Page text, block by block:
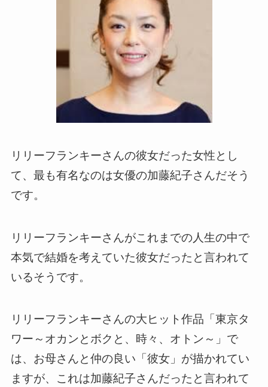
リリーフランキーさんの彼女だった女性とし
て、最も有名なのは女優の加藤紀子さんだそう
です。
リリーフランキーさんがこれまでの人生の中で
本気で結婚を考えていた彼女だったと言われて
いるそうです。
リリーフランキーさんの大ヒット作品「東京タ
ワー～オカンとボクと、時々、オトン～」で
は、お母さんと仲の良い「彼女」が描かれてい
ますが、これは加藤紀子さんだったと言われて